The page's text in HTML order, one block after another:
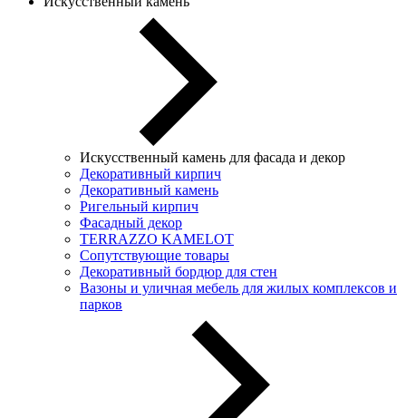
Искусственный камень для фасада и декор
Декоративный кирпич
Декоративный камень
Ригельный кирпич
Фасадный декор
TERRAZZO KAMELOT
Сопутствующие товары
Декоративный бордюр для стен
Вазоны и уличная мебель для жилых комплексов и
парков